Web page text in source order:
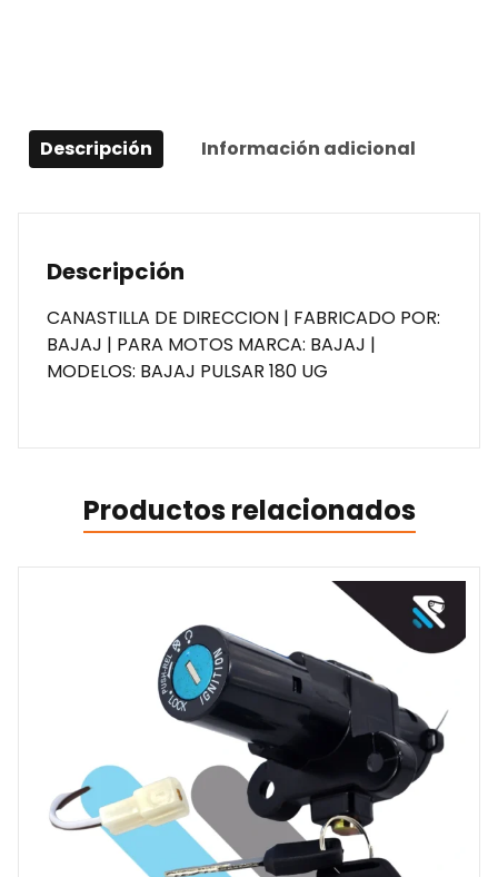
Descripción Información adicional
Descripción
CANASTILLA DE DIRECCION | FABRICADO POR:
BAJAJ | PARA MOTOS MARCA: BAJAJ |
MODELOS: BAJAJ PULSAR 180 UG
Productos relacionados